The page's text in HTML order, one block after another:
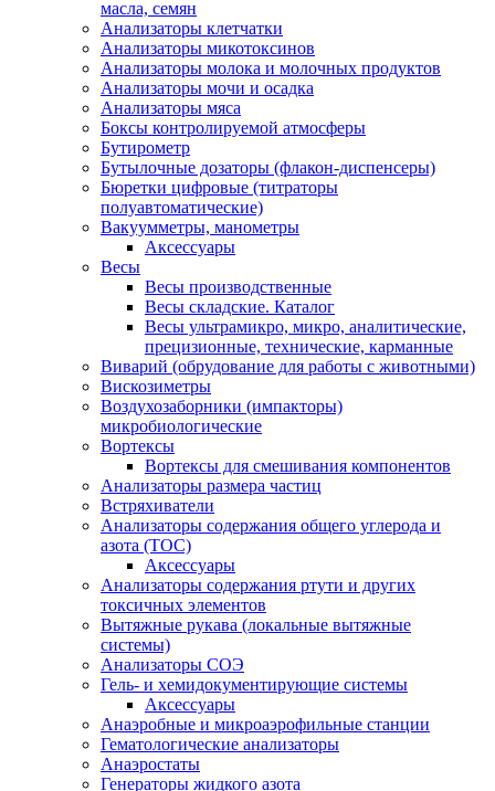
масла, семян
Анализаторы клетчатки
Анализаторы микотоксинов
Анализаторы молока и молочных продуктов
Анализаторы мочи и осадка
Анализаторы мяса
Боксы контролируемой атмосферы
Бутирометр
Бутылочные дозаторы (флакон-диспенсеры)
Бюретки цифровые (титраторы
полуавтоматические)
Вакуумметры, манометры
Аксессуары
Весы
Весы производственные
Весы складские. Каталог
Весы ультрамикро, микро, аналитические,
прецизионные, технические, карманные
Виварий (обрудование для работы с животными)
Вискозиметры
Воздухозаборники (импакторы)
микробиологические
Вортексы
Вортексы для смешивания компонентов
Анализаторы размера частиц
Встряхиватели
Анализаторы содержания общего углерода и
азота (ТОС)
Аксессуары
Анализаторы содержания ртути и других
токсичных элементов
Вытяжные рукава (локальные вытяжные
системы)
Анализаторы СОЭ
Гель- и хемидокументирующие системы
Аксессуары
Анаэробные и микроаэрофильные станции
Гематологические анализаторы
Анаэростаты
Генераторы жидкого азота